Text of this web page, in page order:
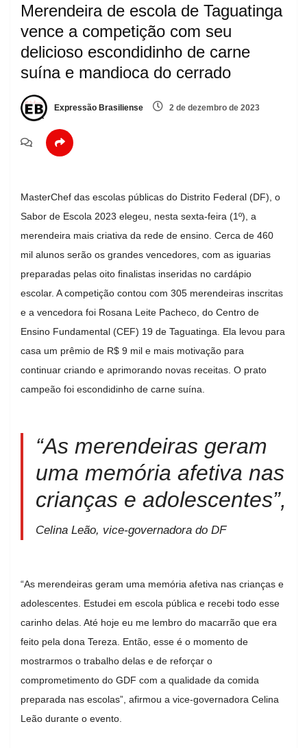
Merendeira de escola de Taguatinga
vence a competição com seu
delicioso escondidinho de carne
suína e mandioca do cerrado
Expressão Brasiliense 2 de dezembro de 2023
MasterChef das escolas públicas do Distrito Federal (DF), o
Sabor de Escola 2023 elegeu, nesta sexta-feira (1º), a
merendeira mais criativa da rede de ensino. Cerca de 460
mil alunos serão os grandes vencedores, com as iguarias
preparadas pelas oito finalistas inseridas no cardápio
escolar. A competição contou com 305 merendeiras inscritas
e a vencedora foi Rosana Leite Pacheco, do Centro de
Ensino Fundamental (CEF) 19 de Taguatinga. Ela levou para
casa um prêmio de R$ 9 mil e mais motivação para
continuar criando e aprimorando novas receitas. O prato
campeão foi escondidinho de carne suína.
“As merendeiras geram
uma memória afetiva nas
crianças e adolescentes”,
Celina Leão, vice-governadora do DF
“As merendeiras geram uma memória afetiva nas crianças e
adolescentes. Estudei em escola pública e recebi todo esse
carinho delas. Até hoje eu me lembro do macarrão que era
feito pela dona Tereza. Então, esse é o momento de
mostrarmos o trabalho delas e de reforçar o
comprometimento do GDF com a qualidade da comida
preparada nas escolas”, afirmou a vice-governadora Celina
Leão durante o evento.